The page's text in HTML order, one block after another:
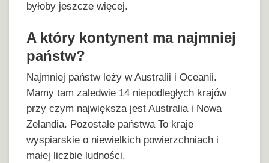
byłoby jeszcze więcej.
A który kontynent ma najmniej
państw?
Najmniej państw leży w Australii i Oceanii.
Mamy tam zaledwie 14 niepodległych krajów
przy czym największa jest Australia i Nowa
Zelandia. Pozostałe państwa To kraje
wyspiarskie o niewielkich powierzchniach i
małej liczbie ludności.